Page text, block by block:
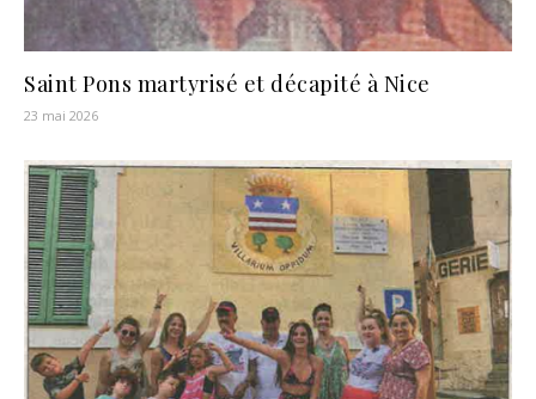
Saint Pons martyrisé et décapité à Nice
23 mai 2026